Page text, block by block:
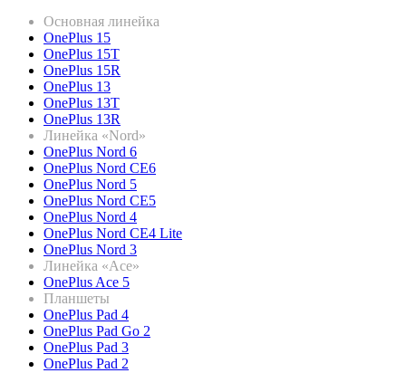
Основная линейка
OnePlus 15
OnePlus 15T
OnePlus 15R
OnePlus 13
OnePlus 13T
OnePlus 13R
Линейка «Nord»
OnePlus Nord 6
OnePlus Nord CE6
OnePlus Nord 5
OnePlus Nord CE5
OnePlus Nord 4
OnePlus Nord CE4 Lite
OnePlus Nord 3
Линейка «Ace»
OnePlus Ace 5
Планшеты
OnePlus Pad 4
OnePlus Pad Go 2
OnePlus Pad 3
OnePlus Pad 2